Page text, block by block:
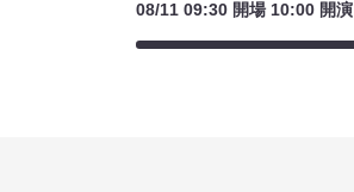
08/11 09:30 開場 10:00 開演